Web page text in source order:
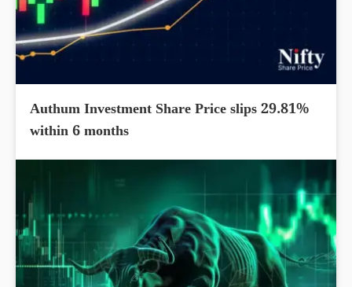
Authum Investment Share Price slips 29.81%
within 6 months